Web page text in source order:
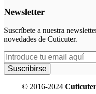
Newsletter
Suscríbete a nuestra
novedades de Cuticuter.
© 2016-2024 Cuticuter